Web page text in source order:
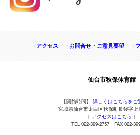
アクセス お問合せ・ご意見要望
仙台市秋保体育館
【開館時間】 詳しくはこちらをご
宮城県仙台市太白区秋保町長袋字上
［ アクセスはこちら ］
TEL 022-399-2757 FAX 022-